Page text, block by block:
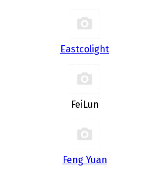
Eastcolight
FeiLun
Feng Yuan